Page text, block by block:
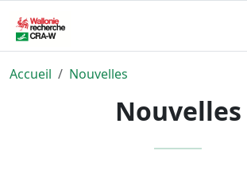
Accueil Nouvelles
Nouvelles